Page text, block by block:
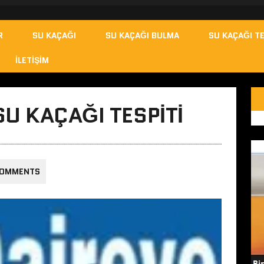
SU KAÇAĞI SU KAÇAĞI BULMA SU KAÇAĞI
İLETIŞIM
KAÇAĞI TESPITI